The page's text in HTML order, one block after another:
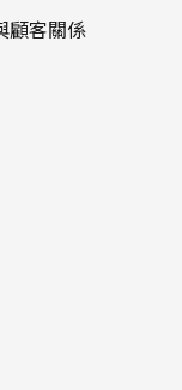
顧客關係